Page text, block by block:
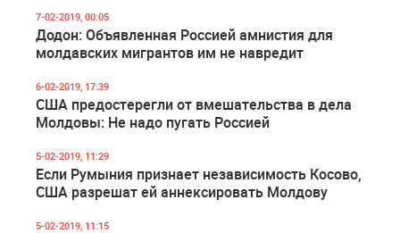
7-02-2019, 00:05
Додон: Объявленная Россией амнистия для
молдавских мигрантов им не навредит
6-02-2019, 17:39
США предостерегли от вмешательства в дела
Молдовы: Не надо пугать Россией
5-02-2019, 11:29
Если Румыния признает независимость Косово,
США разрешат ей аннексировать Молдову
5-02-2019, 11:15